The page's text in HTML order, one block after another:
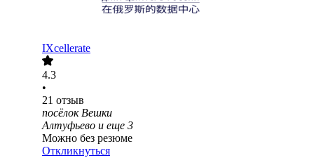
IXcellerate
4.3
•
21 отзыв
посёлок Вешки
Алтуфьево и еще 3
Можно без резюме
Откликнуться